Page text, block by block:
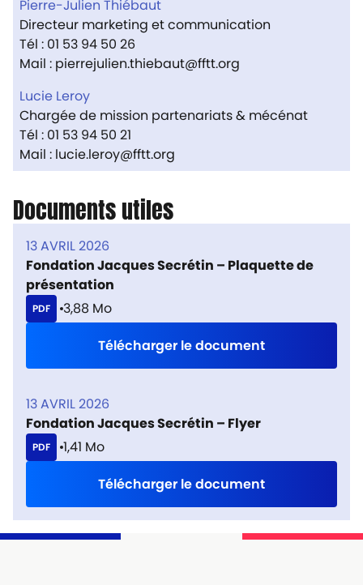
Pierre-Julien Thiébaut
Directeur marketing et communication
Tél : 01 53 94 50 26
Mail : pierrejulien.thiebaut@fftt.org
Lucie Leroy
Chargée de mission partenariats & mécénat
Tél : 01 53 94 50 21
Mail : lucie.leroy@fftt.org
Documents utiles
13 AVRIL 2026
Fondation Jacques Secrétin – Plaquette de
présentation
PDF
3,88 Mo
Télécharger le document
13 AVRIL 2026
Fondation Jacques Secrétin – Flyer
PDF
1,41 Mo
Télécharger le document